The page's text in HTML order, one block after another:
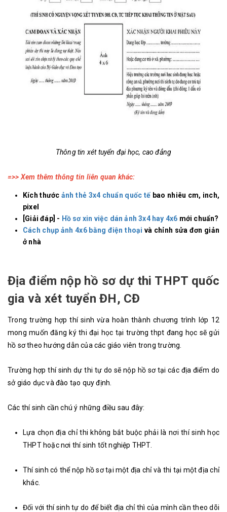
Thông tin xét tuyển đại học, cao đẳng
=>> Xem thêm thông tin liên quan khác:
Kích thướcảnh thẻ 3x4 chuẩn quốc tế bao nhiêu cm, inch,
pixel
[Giải đáp] - Hồ sơ xin việc dán ảnh 3x4 hay 4x6 mới chuẩn?
Cách chụp ảnh 4x6 bằng điện thoại và chỉnh sửa đơn giản
ở nhà
Địa điểm nộp hồ sơ dự thi THPT quốc
gia và xét tuyển ĐH, CĐ
Trong trường hợp thí sinh vừa hoàn thành chương trình lớp 12
mong muốn đăng ký thi đại học tại trường thpt đang học sẽ gửi
hồ sơ theo hướng dẫn của các giáo viên trong trường.
Trường hợp thí sinh dự thi tự do sẽ nộp hồ sơ tại các địa điểm do
sở giáo dục và đào tạo quy định.
Các thí sinh cần chú ý những điều sau đây:
Lựa chọn địa chỉ thi không bắt buộc phải là nơi thí sinh học
THPT hoặc nơi thí sinh tốt nghiệp THPT.
Thí sinh có thể nộp hồ sơ tại một địa chỉ và thi tại một địa chỉ
khác.
Đối với thí sinh tự do để biết địa chỉ thì của mình cần theo dõi